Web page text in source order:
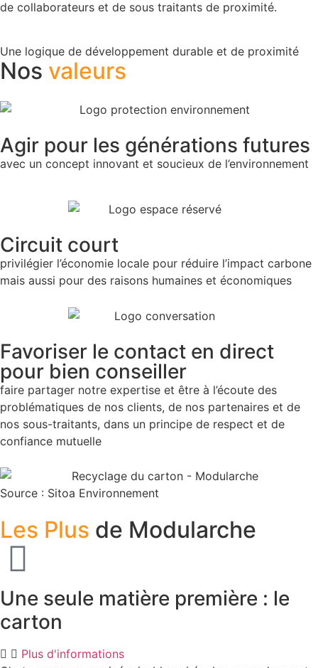
de collaborateurs et de sous traitants de proximité.
Une logique de développement durable et de proximité
Nos valeurs
Agir pour les générations futures
avec un concept innovant et soucieux de l’environnement
Circuit court
privilégier l’économie locale pour réduire l’impact carbone
mais aussi pour des raisons humaines et économiques
Favoriser le contact en direct
pour bien conseiller
faire partager notre expertise et être à l’écoute des
problématiques de nos clients, de nos partenaires et de
nos sous-traitants, dans un principe de respect et de
confiance mutuelle
Source : Sitoa Environnement
Les Plus de Modularche
Une seule matière première : le
carton
Plus d'informations